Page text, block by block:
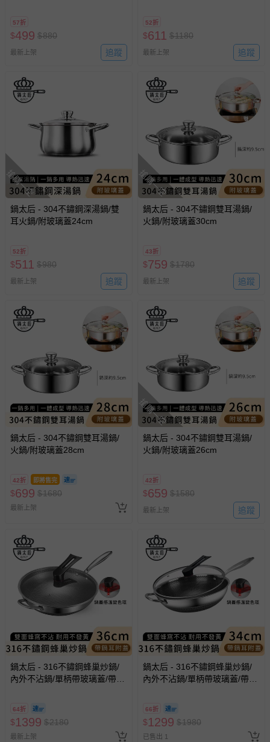
57折
$499 $880
最新上架 追蹤
52折
$611 $1180
最新上架 追蹤
搶購一空
鍋太后 - 304不鏽鋼深湯鍋/雙
耳火鍋/附玻璃蓋24cm
52折
$511 $980
最新上架 追蹤
搶購一空
鍋太后 - 304不鏽鋼雙耳湯鍋/
火鍋/附玻璃蓋30cm
43折
$759 $1780
最新上架 追蹤
鍋太后 - 304不鏽鋼雙耳湯鍋/
火鍋/附玻璃蓋28cm
42折 即將售完
$699 $1680
最新上架
搶購一空
鍋太后 - 304不鏽鋼雙耳湯鍋/
火鍋/附玻璃蓋26cm
42折
$659 $1580
最新上架 追蹤
鍋太后 - 316不鏽鋼蜂巢炒鍋/
內外不沾鍋/單柄帶玻璃蓋/帶鍋
64折
$1399 $2180
最新上架
鍋太后 - 316不鏽鋼蜂巢炒鍋/
內外不沾鍋/單柄帶玻璃蓋/帶鍋
66折
$1299 $1980
已售出 1